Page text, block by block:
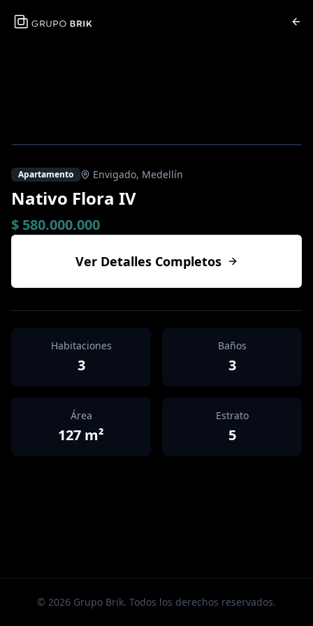
Apartamento Envigado, Medellín
Nativo Flora IV
$ 580.000.000
Ver Detalles Completos
Habitaciones
3
Baños
3
Área
127 m²
Estrato
5
© 2026 Grupo Brik. Todos los derechos reservados.